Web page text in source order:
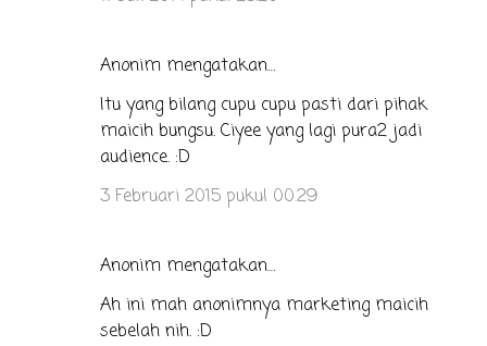
Anonim mengatakan…
Itu yang bilang cupu cupu pasti dari pihak
maicih bungsu. Ciyee yang lagi pura2 jadi
audience. :D
3 Februari 2015 pukul 00.29
Anonim mengatakan…
Ah ini mah anonimnya marketing maicih
sebelah nih. :D